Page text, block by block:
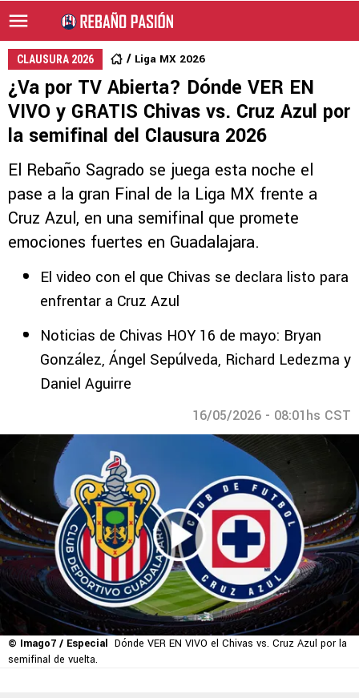
CLAUSURA 2026 Liga MX 2026
¿Va por TV Abierta? Dónde VER EN
VIVO y GRATIS Chivas vs. Cruz Azul por
la semifinal del Clausura 2026
El Rebaño Sagrado se juega esta noche el
pase a la gran Final de la Liga MX frente a
Cruz Azul, en una semifinal que promete
emociones fuertes en Guadalajara.
El video con el que Chivas se declara listo para
enfrentar a Cruz Azul
Noticias de Chivas HOY 16 de mayo: Bryan
González, Ángel Sepúlveda, Richard Ledezma y
Daniel Aguirre
16/05/2026 - 08:01hs CST
© Imago7 / Especial Dónde VER EN VIVO el Chivas vs. Cruz Azul por la
semifinal de vuelta.